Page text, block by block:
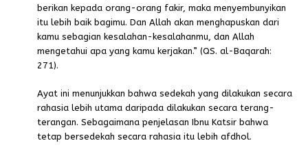
berikan kepada orang-orang fakir, maka menyembunyikan
itu lebih baik bagimu. Dan Allah akan menghapuskan dari
kamu sebagian kesalahan-kesalahanmu, dan Allah
mengetahui apa yang kamu kerjakan.” (QS. al-Baqarah:
271).
Ayat ini menunjukkan bahwa sedekah yang dilakukan secara
rahasia lebih utama daripada dilakukan secara terang-
terangan. Sebagaimana penjelasan Ibnu Katsir bahwa
tetap bersedekah secara rahasia itu lebih afdhol.